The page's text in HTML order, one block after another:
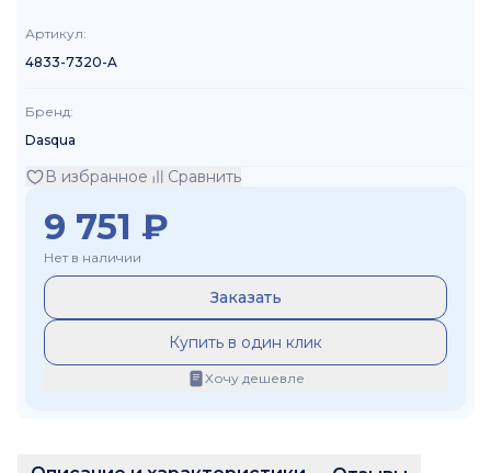
Артикул:
4833-7320-A
Бренд:
Dasqua
В избранное Сравнить
9 751 ₽
Нет в наличии
Заказать
Купить в один клик
Хочу дешевле